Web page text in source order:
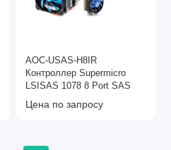
AOC-USAS-H8IR
Контроллер Supermicro
LSISAS 1078 8 Port SAS
Цена по запросу